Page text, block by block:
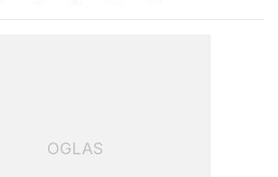
OGLAS